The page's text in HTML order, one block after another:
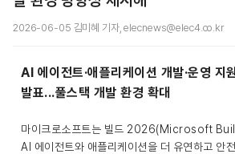
2026-06-05 김미혜 기자, elecnews@elec4.co.kr
AI 에이전트·애플리케이션 개발·운영 지
발표...풀스택 개발 환경 확대
마이크로소프트는 빌드 2026(Microsoft
AI 에이전트와 애플리케이션을 더 유연하고 안